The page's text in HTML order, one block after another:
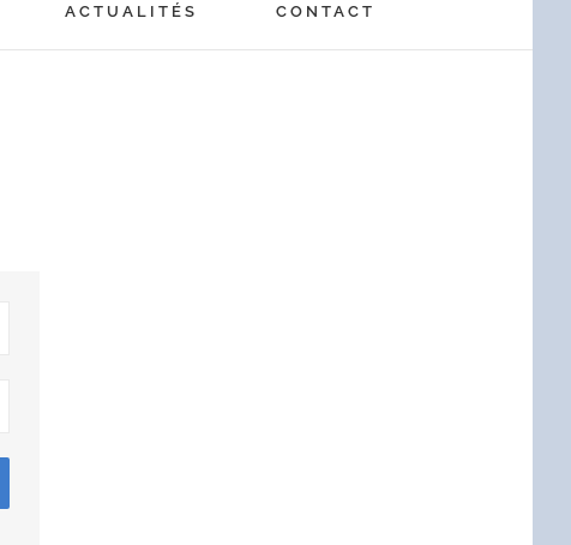
ACTUALITÉS CONTACT